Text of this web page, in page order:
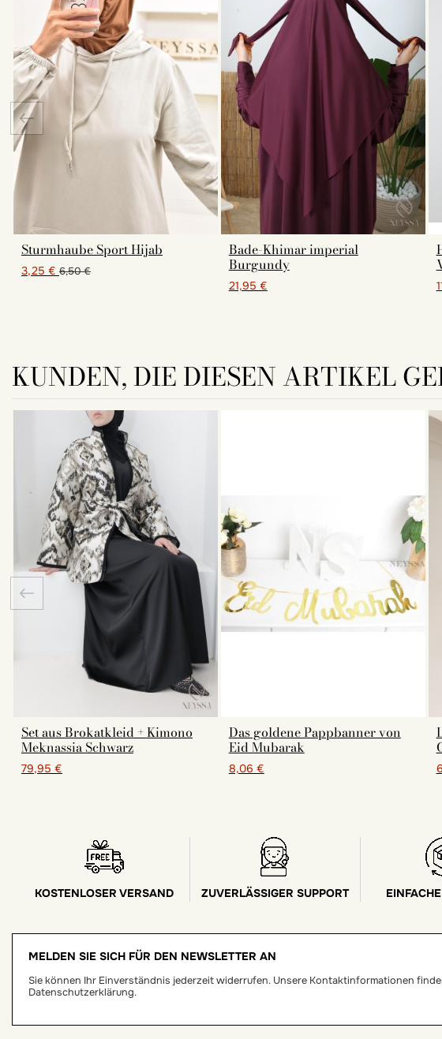
Sturmhaube Sport Hijab
3,25 € 6,50 €
Bade-Khimar imperial
Burgundy
21,95 €
KUNDEN, DIE DIESEN ARTIKEL
Set aus Brokatkleid + Kimono
Meknassia Schwarz
79,95 €
Das goldene Pappbanner von
Eid Mubarak
8,06 €
KOSTENLOSER VERSAND ZUVERLÄSSIGER SUPPORT
MELDEN SIE SICH FÜR DEN NEWSLETTER AN
Sie können Ihr Einverständnis jederzeit widerrufen. Unsere Kontaktinformationen
Datenschutzerklärung.